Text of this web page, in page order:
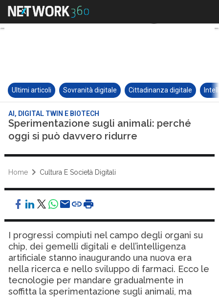
Ultimi articoli Sovranità digitale Cittadinanza digitale
AI, DIGITAL TWIN E BIOTECH
Sperimentazione sugli animali: perché
oggi si può davvero ridurre
Home Cultura E Società Digitali
I progressi compiuti nel campo degli organi su
chip, dei gemelli digitali e dell’intelligenza
artificiale stanno inaugurando una nuova era
nella ricerca e nello sviluppo di farmaci. Ecco le
tecnologie per mandare gradualmente in
soffitta la sperimentazione sugli animali, ma